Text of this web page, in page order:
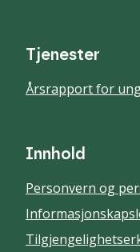
Tjenester
Årsrapport for
Innhold
Personvern og